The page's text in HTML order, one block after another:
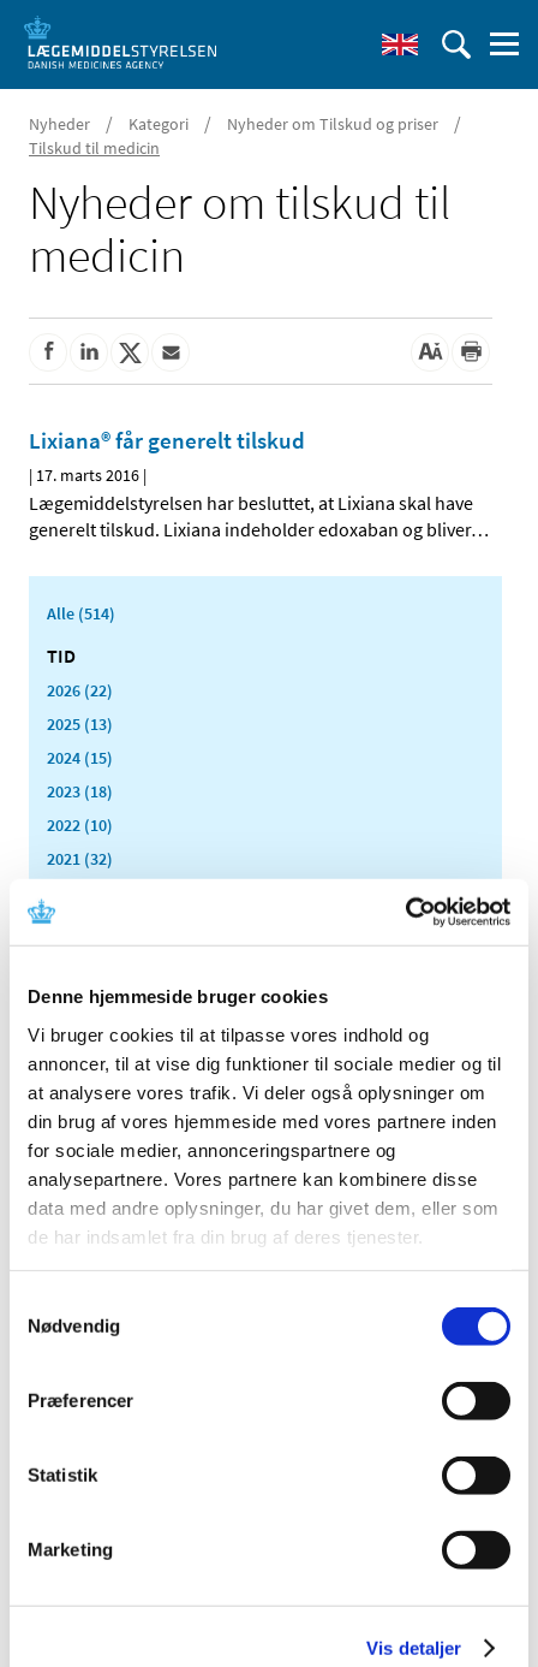
Denne hjemmeside bruger cookies
Vi bruger cookies til at tilpasse vores indhold og
annoncer, til at vise dig funktioner til sociale medier og til
at analysere vores trafik. Vi deler også oplysninger om
din brug af vores hjemmeside med vores partnere inden
for sociale medier, annonceringspartnere og
analysepartnere. Vores partnere kan kombinere disse
data med andre oplysninger, du har givet dem, eller som
de har indsamlet fra din brug af deres tjenester.
Nødvendig
Præferencer
Statistik
Marketing
Vis detaljer
Nyheder / Kategori / Nyheder om Tilskud og priser /
Tilskud til medicin
Nyheder om tilskud til
medicin
Lixiana® får generelt tilskud
| 17. marts 2016 |
Lægemiddelstyrelsen har besluttet, at Lixiana skal have
generelt tilskud. Lixiana indeholder edoxaban og bliver…
Alle (514)
TID
2026 (22)
2025 (13)
2024 (15)
2023 (18)
2022 (10)
2021 (32)
2019 (41)
2017 (36)
2016 (48)
december (5)
november (2)
oktober (7)
september (3)
august (4)
juli (2)
juni (8)
maj (3)
marts (1)
januar (3)
2014 (44)
2012 (44)
2010 (7)